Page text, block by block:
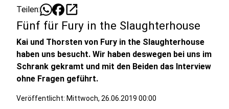
Teilen: open_in_new
Fünf für Fury in the Slaughterhouse
Kai und Thorsten von Fury in the Slaughterhouse
haben uns besucht. Wir haben deswegen bei uns im
Schrank gekramt und mit den Beiden das Interview
ohne Fragen geführt.
Veröffentlicht: Mittwoch, 26.06.2019 00:00